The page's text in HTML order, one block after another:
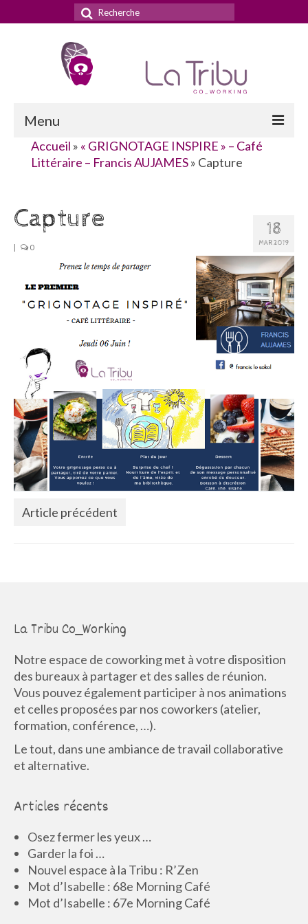
Rechercher
:
Menu
Accueil
Le concept
Nos tarifs
La domiciliation commerciale
La Communauté
Les Événements
Le Blog
Rejoignez-nous !
Accueil » « GRIGNOTAGE INSPIRE » – Café
Littéraire – Francis AUJAMES» Capture
18
MAR 2019
Capture
| 0
Article précédent
La Tribu Co_Working
Notre espace de coworking met à votre disposition
des bureaux à partager et des salles de réunion.
Vous pouvez également participer à nos animations
et celles proposées par nos coworkers (atelier,
formation, conférence, …).
Le tout, dans une ambiance de travail collaborative
et alternative.
Articles récents
Osez fermer les yeux …
Garder la foi …
Nouvel espace à la Tribu : R’Zen
Mot d’Isabelle : 68e Morning Café
Mot d’Isabelle : 67e Morning Café